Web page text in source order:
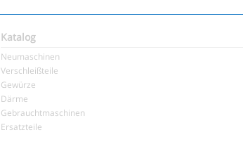
Katalog
Neumaschinen
Verschleißteile
Gewürze
Därme
Gebrauchtmaschinen
Ersatzteile